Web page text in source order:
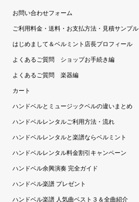
お問い合わせフォーム
ご利用料金・送料・お支払方法・見積サンプル
はじめまして＆ベルミント店長プロフィール
よくあるご質問 ショップお手続き編
よくあるご質問 楽器編
カート
ハンドベルとミュージックベルの違いまとめ
ハンドベルレンタルご利用方法・流れ
ハンドベルレンタルと楽譜ならベルミント
ハンドベルレンタル料金割引キャンペーン
ハンドベル余興演奏 完全ガイド
ハンドベル楽譜 プレゼント
ハンドベル楽譜 人気曲ベスト３＆全曲紹介